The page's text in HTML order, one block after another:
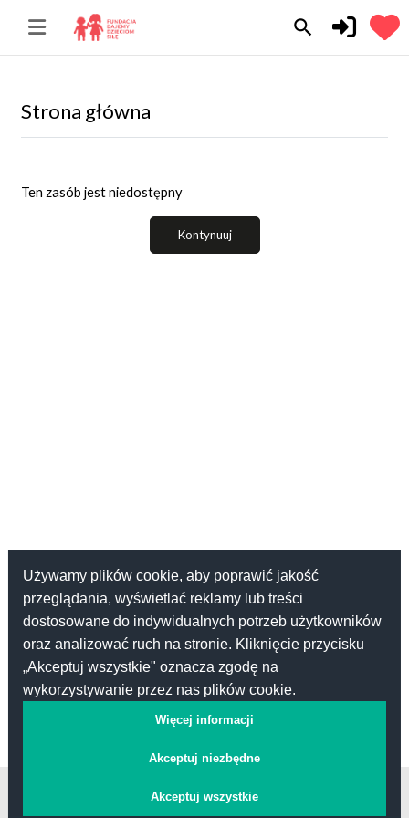
search
Strona główna
Ten zasób jest niedostępny
Kontynuuj
Pomoc
Używamy plików cookie, aby poprawić jakość
przeglądania, wyświetlać reklamy lub treści
dostosowane do indywidualnych potrzeb użytkowników
oraz analizować ruch na stronie. Kliknięcie przycisku
„Akceptuj wszystkie" oznacza zgodę na
wykorzystywanie przez nas plików cookie.
Więcej informacji
Akceptuj niezbędne
Akceptuj wszystkie